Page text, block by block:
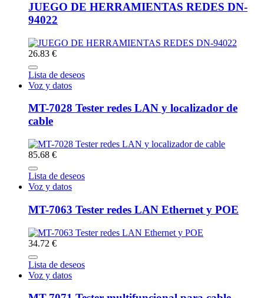
JUEGO DE HERRAMIENTAS REDES DN-
94022
26.83 €
Lista de deseos
Voz y datos
MT-7028 Tester redes LAN y localizador de
cable
85.68 €
Lista de deseos
Voz y datos
MT-7063 Tester redes LAN Ethernet y POE
34.72 €
Lista de deseos
Voz y datos